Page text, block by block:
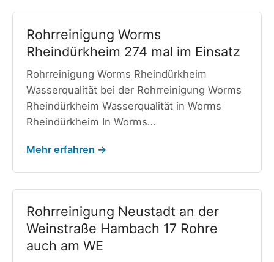
Rohrreinigung Worms
Rheindürkheim 274 mal im Einsatz
Rohrreinigung Worms Rheindürkheim
Wasserqualität bei der Rohrreinigung Worms
Rheindürkheim Wasserqualität in Worms
Rheindürkheim In Worms…
Mehr erfahren →
Rohrreinigung Neustadt an der
Weinstraße Hambach 17 Rohre
auch am WE